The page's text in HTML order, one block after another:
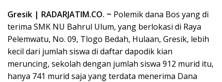
Gresik | RADARJATIM.CO. ~ Polemik dana Bos yang di
terima SMK NU Bahrul Ulum, yang berlokasi di Raya
Pelemwatu, No. 09, Tlogo Bedah, Hulaan, Gresik, lebih
kecil dari jumlah siswa di daftar dapodik kian
meruncing, sekolah dengan jumlah siswa 912 murid itu,
hanya 741 murid saja yang terdata menerima Dana